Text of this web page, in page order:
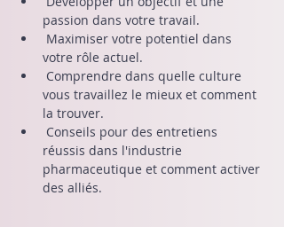
passion dans votre travail.
votre rôle actuel.
vous travaillez le mieux et comment
la trouver.
réussis dans l'industrie
pharmaceutique et comment activer
des alliés.